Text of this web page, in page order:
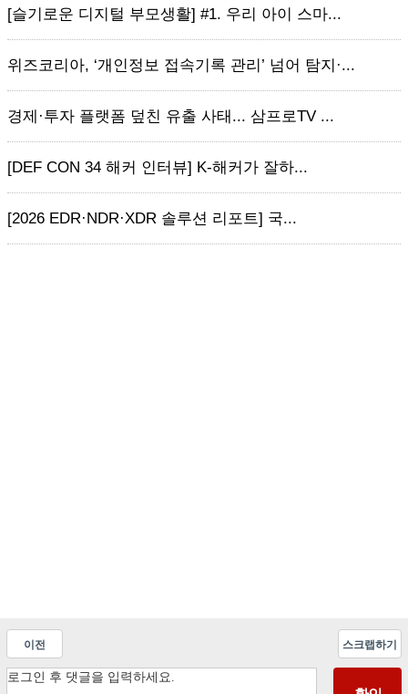
[슬기로운 디지털 부모생활] #1. 우리 아이 스마...
위즈코리아, ‘개인정보 접속기록 관리’ 넘어 탐지·...
경제·투자 플랫폼 덮친 유출 사태... 삼프로TV ...
[DEF CON 34 해커 인터뷰] K-해커가 잘하...
[2026 EDR·NDR·XDR 솔루션 리포트] 국...
이전 스크랩하기